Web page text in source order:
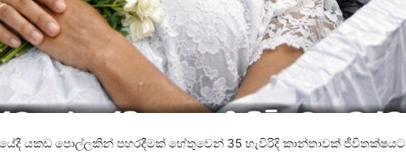
යකඩ පොල්ලකින් පහරදීමක් හේතුවෙන් 35 හැවිරිදි කාන්තාවක් ජීවිතක්ෂයට